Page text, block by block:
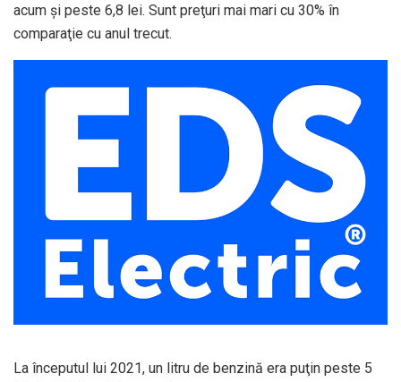
acum şi peste 6,8 lei. Sunt preţuri mai mari cu 30% în
comparaţie cu anul trecut.
La începutul lui 2021, un litru de benzină era puţin peste 5